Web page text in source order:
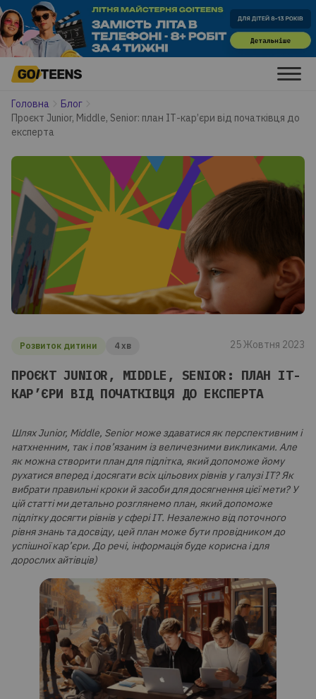
Головна
Блог
Проєкт Junior, Middle, Senior: план ІТ-кар’єри від початківця до
експерта
Розвиток дитини 4 хв 25 Жовтня 2023
ПРОЄКТ JUNIOR, MIDDLE, SENIOR: ПЛАН ІТ-
КАР’ЄРИ ВІД ПОЧАТКІВЦЯ ДО ЕКСПЕРТА
Шлях Junior, Middle, Senior може здаватися як перспективним і
натхненним, так і пов’язаним із величезними викликами. Але
як можна створити план для підлітка, який допоможе йому
рухатися вперед і досягати всіх цільових рівнів у галузі ІТ? Як
вибрати правильні кроки й засоби для досягнення цієї мети? У
цій статті ми детально розглянемо план, який допоможе
підлітку досягти рівнів у сфері ІТ. Незалежно від поточного
рівня знань та досвіду, цей план може бути провідником до
успішної кар’єри. До речі, інформація буде корисна і для
дорослих айтівців)